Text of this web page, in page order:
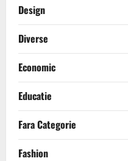
Design
Diverse
Economic
Educatie
Fara Categorie
Fashion